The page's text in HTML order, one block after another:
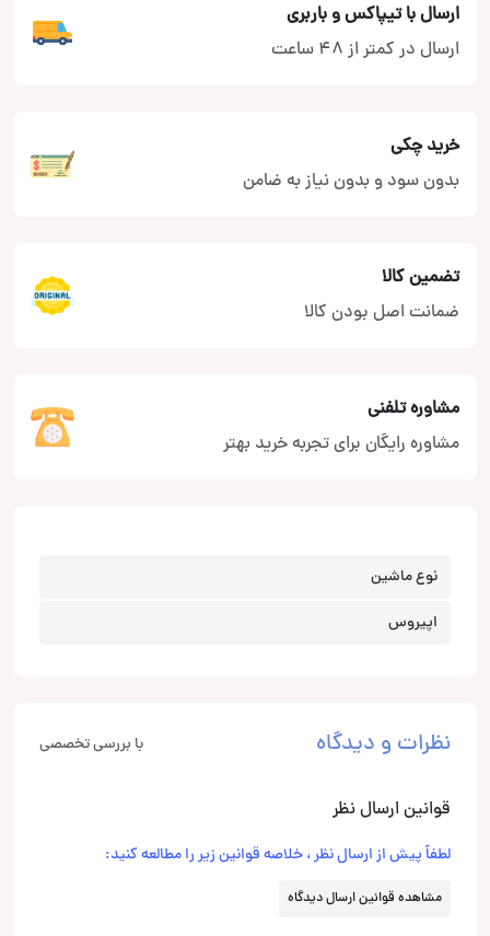
ارسال با تیپاکس و باربری
ارسال در کمتر از 48 ساعت
خرید چکی
بدون سود و بدون نیاز به ضامن
تضمین کالا
ضمانت اصل بودن کالا
مشاوره تلفنی
مشاوره رایگان برای تجربه خرید بهتر
نوع ماشین
اپیروس
نظرات و دیدگاه با بررسی تخصصی
قوانین ارسال نظر
لطفاً پیش از ارسال نظر ، خلاصه قوانین زیر را مطالعه کنید:
مشاهده قوانین ارسال دیدگاه